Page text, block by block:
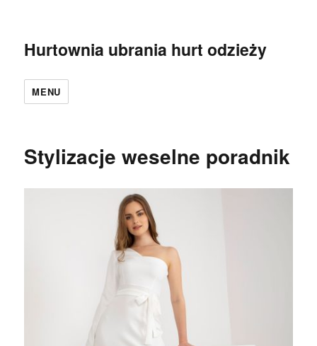
Hurtownia ubrania hurt odzieży
MENU
Stylizacje weselne poradnik